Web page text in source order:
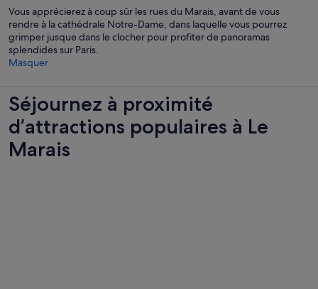
Vous apprécierez à coup sûr les rues du Marais, avant de vous
rendre à la cathédrale Notre-Dame, dans laquelle vous pourrez
grimper jusque dans le clocher pour profiter de panoramas
splendides sur Paris.
Masquer
Séjournez à proximité
d’attractions populaires à Le
Marais